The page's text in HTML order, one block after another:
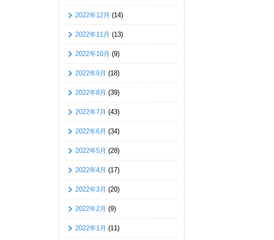
2022年12月 (14)
2022年11月 (13)
2022年10月 (9)
2022年9月 (18)
2022年8月 (39)
2022年7月 (43)
2022年6月 (34)
2022年5月 (28)
2022年4月 (17)
2022年3月 (20)
2022年2月 (9)
2022年1月 (11)